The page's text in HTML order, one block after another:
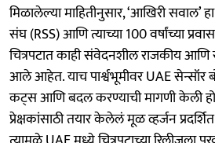
मिळालेल्या माहितीनुसार, ‘आखिरी सवाल’
संघ (RSS) आणि त्याच्या 100 वर्षांच्या
चित्रपटात काही संवेदनशील राजकीय आणि
आले आहेत. याच पार्श्वभूमीवर UAE सेन्सॉर
कट्स आणि बदल करण्याची मागणी केली
प्रेक्षकांसाठी तयार केलेलं मूळ व्हर्जन